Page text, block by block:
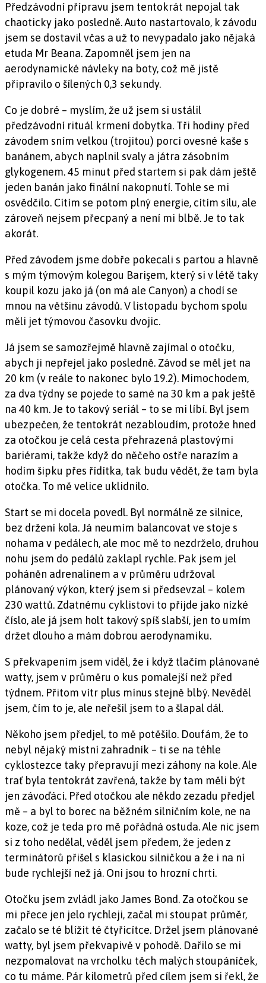
Předzávodní přípravu jsem tentokrát nepojal tak
chaoticky jako posledně. Auto nastartovalo, k závodu
jsem se dostavil včas a už to nevypadalo jako nějaká
etuda Mr Beana. Zapomněl jsem jen na
aerodynamické návleky na boty, což mě jistě
připravilo o šílených 0,3 sekundy.
Co je dobré – myslím, že už jsem si ustálil
předzávodní rituál krmení dobytka. Tři hodiny před
závodem sním velkou (trojitou) porci ovesné kaše s
banánem, abych naplnil svaly a játra zásobním
glykogenem. 45 minut před startem si pak dám ještě
jeden banán jako finální nakopnutí. Tohle se mi
osvědčilo. Cítím se potom plný energie, cítím sílu, ale
zároveň nejsem přecpaný a není mi blbě. Je to tak
akorát.
Před závodem jsme dobře pokecali s partou a hlavně
s mým týmovým kolegou Barişem, který si v létě taky
koupil kozu jako já (on má ale Canyon) a chodí se
mnou na většinu závodů. V listopadu bychom spolu
měli jet týmovou časovku dvojic.
Já jsem se samozřejmě hlavně zajímal o otočku,
abych ji nepřejel jako posledně. Závod se měl jet na
20 km (v reále to nakonec bylo 19.2). Mimochodem,
za dva týdny se pojede to samé na 30 km a pak ještě
na 40 km. Je to takový seriál – to se mi líbí. Byl jsem
ubezpečen, že tentokrát nezabloudím, protože hned
za otočkou je celá cesta přehrazená plastovými
bariérami, takže když do něčeho ostře narazím a
hodím šipku přes řídítka, tak budu vědět, že tam byla
otočka. To mě velice uklidnilo.
Start se mi docela povedl. Byl normálně ze silnice,
bez držení kola. Já neumím balancovat ve stoje s
nohama v pedálech, ale moc mě to nezdrželo, druhou
nohu jsem do pedálů zaklapl rychle. Pak jsem jel
poháněn adrenalinem a v průměru udržoval
plánovaný výkon, který jsem si předsevzal – kolem
230 wattů. Zdatnému cyklistovi to přijde jako nízké
číslo, ale já jsem holt takový spíš slabší, jen to umím
držet dlouho a mám dobrou aerodynamiku.
S překvapením jsem viděl, že i když tlačím plánované
watty, jsem v průměru o kus pomalejší než před
týdnem. Přitom vítr plus mínus stejně blbý. Nevěděl
jsem, čím to je, ale neřešil jsem to a šlapal dál.
Někoho jsem předjel, to mě potěšilo. Doufám, že to
nebyl nějaký místní zahradník – ti se na téhle
cyklostezce taky přepravují mezi záhony na kole. Ale
trať byla tentokrát zavřená, takže by tam měli být
jen závoďáci. Před otočkou ale někdo zezadu předjel
mě – a byl to borec na běžném silničním kole, ne na
koze, což je teda pro mě pořádná ostuda. Ale nic jsem
si z toho nedělal, věděl jsem předem, že jeden z
terminátorů přišel s klasickou silničkou a že i na ní
bude rychlejší než já. Oni jsou to hrozní chrti.
Otočku jsem zvládl jako James Bond. Za otočkou se
mi přece jen jelo rychleji, začal mi stoupat průměr,
začalo se té blížit té čtyřicítce. Držel jsem plánované
watty, byl jsem překvapivě v pohodě. Dařilo se mi
nezpomalovat na vrcholku těch malých stoupáníček,
co tu máme. Pár kilometrů před cílem jsem si řekl, že